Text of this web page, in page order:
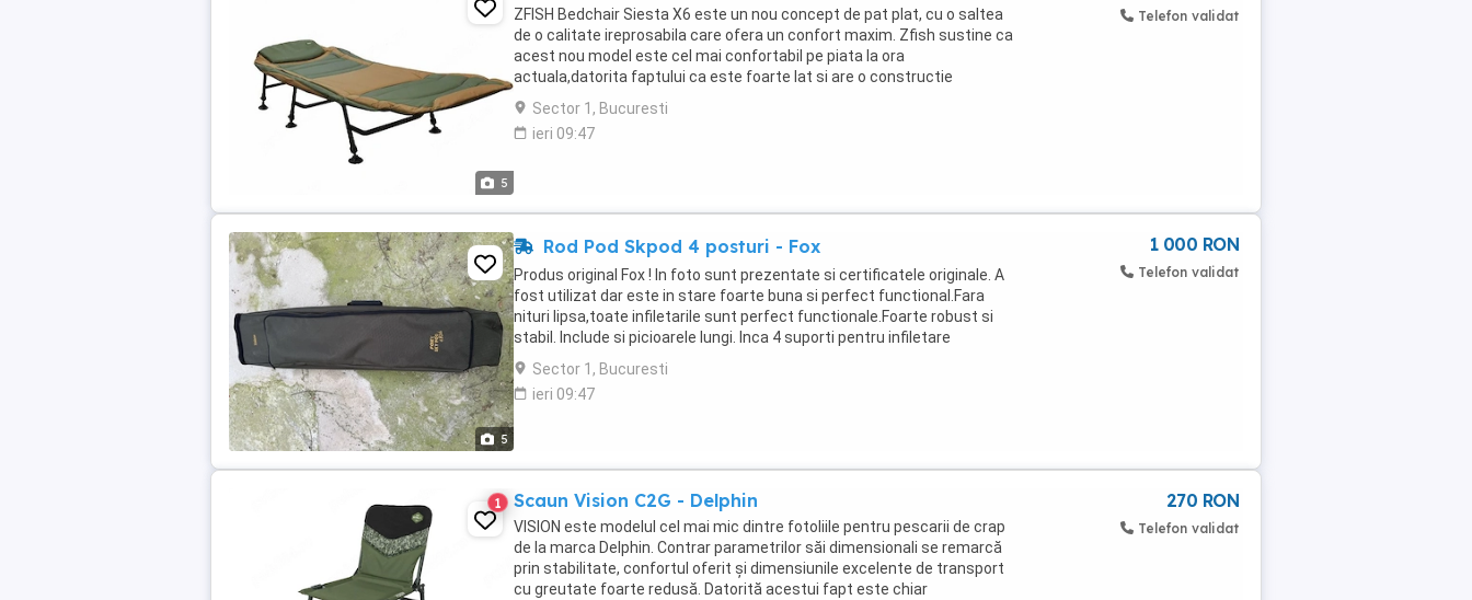
5
ZFISH Bedchair Siesta X6 este un nou concept de pat plat, cu o saltea
de o calitate ireprosabila care ofera un confort maxim. Zfish sustine ca
acest nou model este cel mai confortabil pe piata la ora
actuala,datorita faptului ca este foarte lat si are o constructie
complet plata.Salteaua este din poliester ...
Sector 1, Bucuresti
ieri 09:47
Telefon validat
5
Rod Pod Skpod 4 posturi - Fox
Produs original Fox ! In foto sunt prezentate si certificatele originale. A
fost utilizat dar este in stare foarte buna si perfect functional.Fara
nituri lipsa,toate infiletarile sunt perfect functionale.Foarte robust si
stabil. Include si picioarele lungi. Inca 4 suporti pentru infiletare
buzzbari ...
Sector 1, Bucuresti
ieri 09:47
1 000 RON
Telefon validat
1 Scaun Vision C2G - Delphin
VISION este modelul cel mai mic dintre fotoliile pentru pescarii de crap
de la marca Delphin. Contrar parametrilor săi dimensionali se remarcă
prin stabilitate, confortul oferit şi dimensiunile excelente de transport
cu greutate foarte redusă. Datorită acestui fapt este chiar
270 RON
Telefon validat